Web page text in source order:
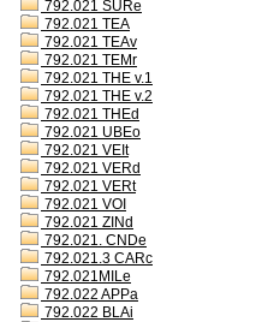
792.021 SURe
792.021 TEA
792.021 TEAv
792.021 TEMr
792.021 THE v.1
792.021 THE v.2
792.021 THEd
792.021 UBEo
792.021 VEIt
792.021 VERd
792.021 VERt
792.021 VOI
792.021 ZINd
792.021. CNDe
792.021.3 CARc
792.021MILe
792.022 APPa
792.022 BLAi